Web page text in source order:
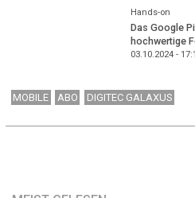
Hands-on
Das Google
hochwertige
03.10.2024 -
MOBILE ABO DIGITEC GALAXUS